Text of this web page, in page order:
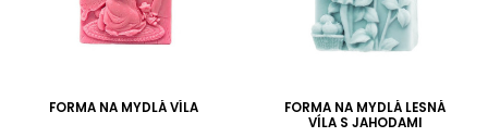
FORMA NA MYDLÁ VÍLA
FORMA NA MYDLÁ LESNÁ
VÍLA S JAHODAMI